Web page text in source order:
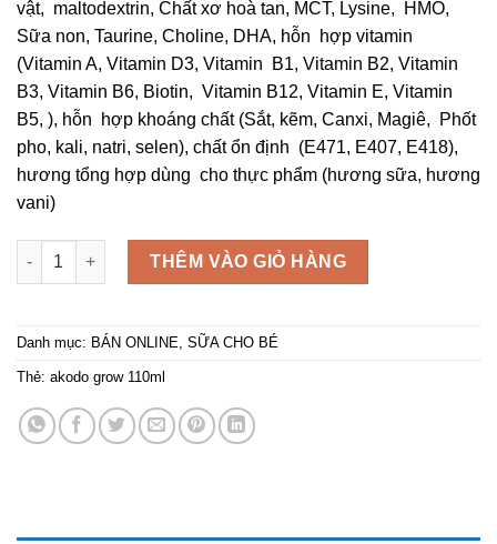
vật, maltodextrin, Chất xơ hoà tan, MCT, Lysine, HMO,
Sữa non, Taurine, Choline, DHA, hỗn hợp vitamin
(Vitamin A, Vitamin D3, Vitamin B1, Vitamin B2, Vitamin
B3, Vitamin B6, Biotin, Vitamin B12, Vitamin E, Vitamin
B5, ), hỗn hợp khoáng chất (Sắt, kẽm, Canxi, Magiê, Phốt
pho, kali, natri, selen), chất ổn định (E471, E407, E418),
hương tổng hợp dùng cho thực phẩm (hương sữa, hương
vani)
AKODO GROW 110ML số lượng
THÊM VÀO GIỎ HÀNG
Danh mục: BÁN ONLINE SỮA CHO BÉ
Thẻ: akodo grow 110ml